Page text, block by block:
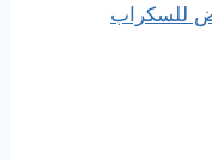
للسكراب